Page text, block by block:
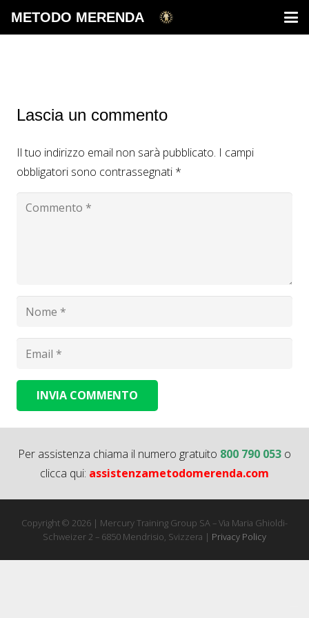
METODO MERENDA
Lascia un commento
Il tuo indirizzo email non sarà pubblicato. I campi
obbligatori sono contrassegnati *
INVIA COMMENTO
Per assistenza chiama il numero gratuito 800 790 053 o
clicca qui: assistenzametodomerenda.com
Copyright © 2026 | Mercury Training Group SA – Via Maria Ghioldi-
Schweizer 2 – 6850 Mendrisio, Svizzera | Privacy Policy